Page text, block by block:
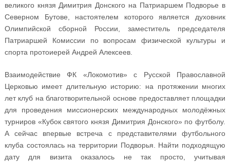
великого князя Димитрия Донского на Патриаршем Подворье в
Северном Бутове, настоятелем которого является духовник
Олимпийской сборной России, заместитель председателя
Патриаршей Комиссии по вопросам физической культуры и
спорта протоиерей Андрей Алексеев.
Взаимодействие ФК «Локомотив» с Русской Православной
Церковью имеет длительную историю: на протяжении многих
лет клуб на благотворительной основе предоставляет площадки
для проведения миссионерских международных молодёжных
турниров «Кубок святого князя Димитрия Донского» по футболу.
А сейчас впервые встреча с представителями футбольного
клуба состоялась на территории Подворья. Найти подходящую
дату для визита оказалось не так просто, учитывая